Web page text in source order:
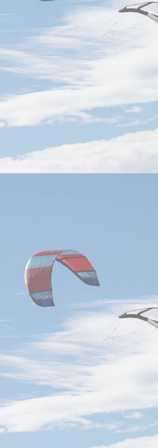
氏が心肺不全で死去したこと
を受け、謝再居氏が董事長職
務を代行し、既存の経営戦略
と事業方針を維持すると発表
しました。同社は成熟製程、
DRAMに加え、美光向けHBM
後工程晶円製造を計画してお
り、2026年末まで